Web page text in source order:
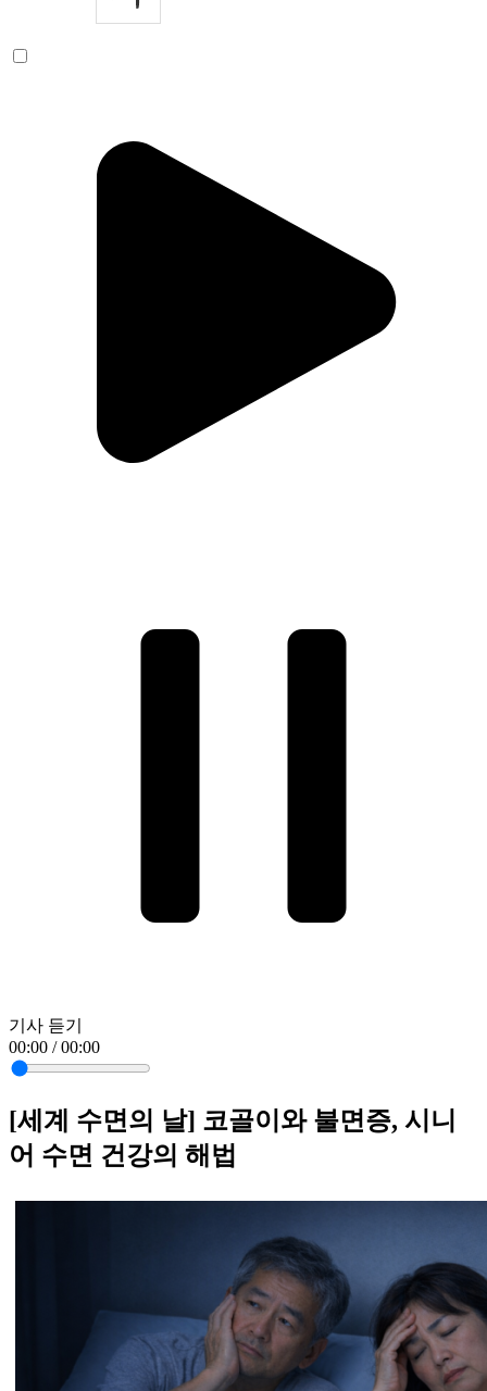
기사 듣기
00:00 / 00:00
[세계 수면의 날] 코골이와 불면증, 시니
어 수면 건강의 해법